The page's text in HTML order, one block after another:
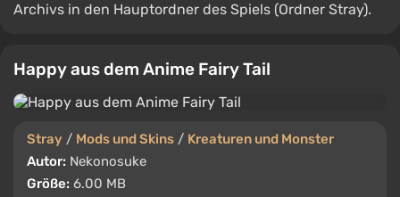
Archivs in den Hauptordner des Spiels (Ordner Stray).
Happy aus dem Anime Fairy Tail
Stray / Mods und Skins / Kreaturen und Monster
Autor: Nekonosuke
Größe: 6.00 MB